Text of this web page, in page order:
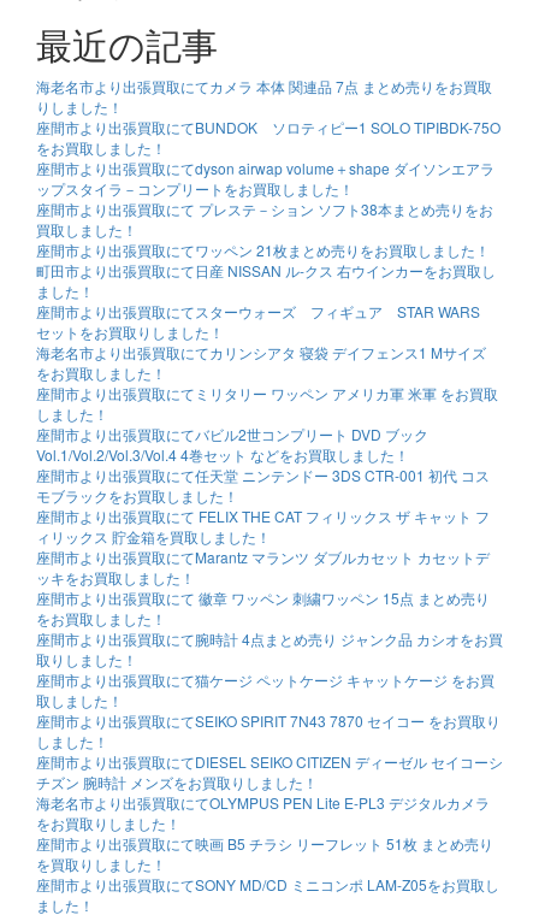
最近の記事
海老名市より出張買取にてカメラ 本体 関連品 7点 まとめ売りをお買取
りしました！
座間市より出張買取にてBUNDOK ソロティピー1 SOLO TIPIBDK-75O
をお買取しました！
座間市より出張買取にてdyson airwap volume＋shape ダイソンエアラ
ップスタイラ－コンプリートをお買取しました！
座間市より出張買取にて プレステ－ション ソフト38本まとめ売りをお
買取しました！
座間市より出張買取にてワッペン 21枚まとめ売りをお買取しました！
町田市より出張買取にて日産 NISSAN ル-クス 右ウインカーをお買取し
ました！
座間市より出張買取にてスターウォーズ フィギュア STAR WARS
セットをお買取りしました！
海老名市より出張買取にてカリンシアタ 寝袋 デイフェンス1 Mサイズ
をお買取しました！
座間市より出張買取にてミリタリー ワッペン アメリカ軍 米軍 をお買取
しました！
座間市より出張買取にてバビル2世コンプリート DVD ブック
Vol.1/Vol.2/Vol.3/Vol.4 4巻セット などをお買取しました！
座間市より出張買取にて任天堂 ニンテンドー 3DS CTR-001 初代 コス
モブラックをお買取しました！
座間市より出張買取にて FELIX THE CAT フィリックス ザ キャット フ
ィリックス 貯金箱を買取しました！
座間市より出張買取にてMarantz マランツ ダブルカセット カセットデ
ッキをお買取しました！
座間市より出張買取にて 徽章 ワッペン 刺繍ワッペン 15点 まとめ売り
をお買取しました！
座間市より出張買取にて腕時計 4点まとめ売り ジャンク品 カシオをお買
取りしました！
座間市より出張買取にて猫ケージ ペットケージ キャットケージ をお買
取しました！
座間市より出張買取にてSEIKO SPIRIT 7N43 7870 セイコー をお買取り
しました！
座間市より出張買取にてDIESEL SEIKO CITIZEN ディーゼル セイコーシ
チズン 腕時計 メンズをお買取りしました！
海老名市より出張買取にてOLYMPUS PEN Lite E-PL3 デジタルカメラ
をお買取りしました！
座間市より出張買取にて映画 B5 チラシ リーフレット 51枚 まとめ売り
を買取りしました！
座間市より出張買取にてSONY MD/CD ミニコンポ LAM-Z05をお買取し
ました！